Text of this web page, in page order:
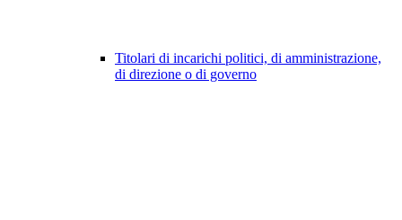
Titolari di incarichi politici, di amministrazione,
di direzione o di governo